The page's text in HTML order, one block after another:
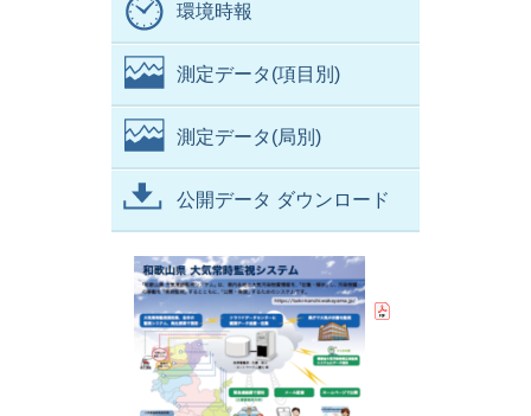
環境時報
測定データ(項目別)
測定データ(局別)
公開データ ダウンロード